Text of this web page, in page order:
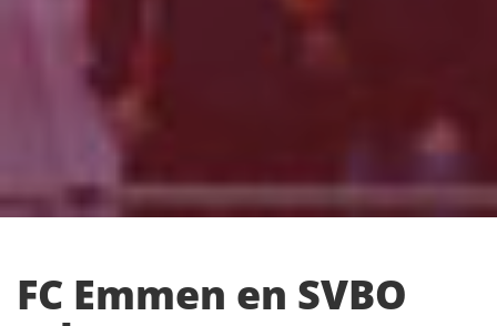
FC Emmen en SVBO